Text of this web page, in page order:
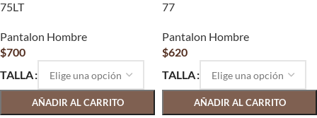
75LT
Pantalon Hombre
$700
TALLA
AÑADIR AL CARRITO
77
Pantalon Hombre
$620
TALLA
AÑADIR AL CARRITO